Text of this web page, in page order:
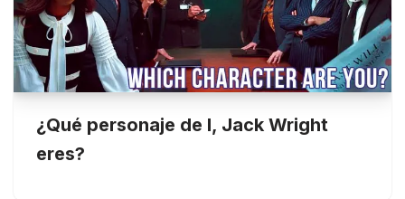
¿Qué personaje de I, Jack Wright
eres?